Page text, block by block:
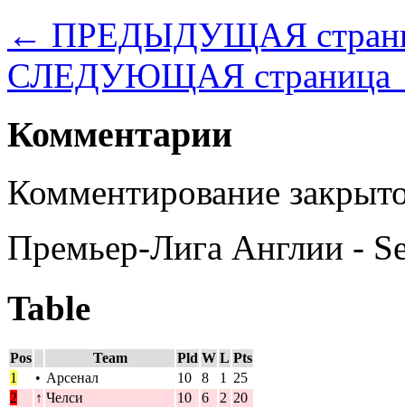
← ПРЕДЫДУЩАЯ
СЛЕДУЮЩАЯ
Комментарии
Комментирование
Премьер-Лига Англии -
Table
Pos Team Pld W L Pts
1
• Арсенал 10 8 1
25
2
↑ Челси 10 6 2 20